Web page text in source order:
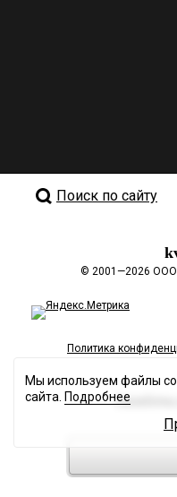
Поиск по сайту
© 2001—2026 ООО
Политика
Разработка
Мы используем файлы
сайта. Подробнее